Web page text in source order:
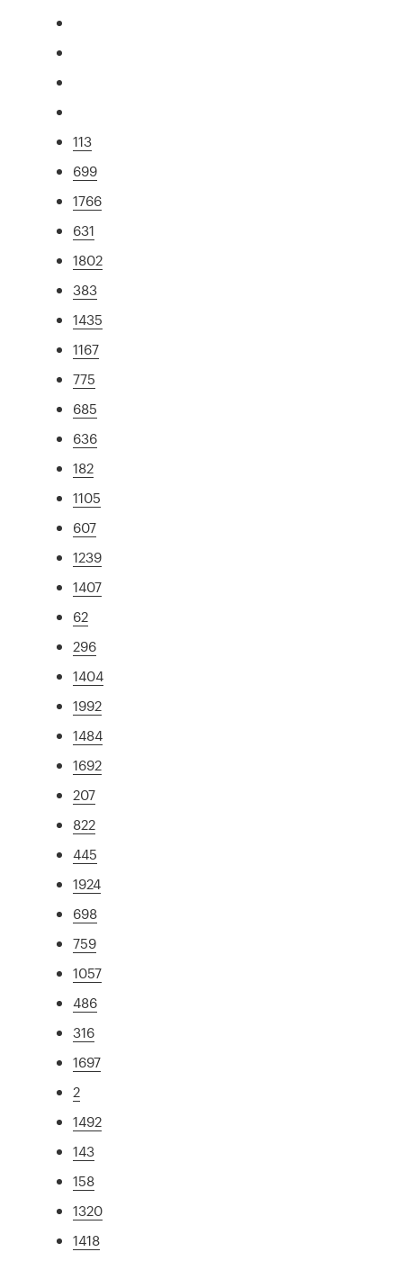
113
699
1766
631
1802
383
1435
1167
775
685
636
182
1105
607
1239
1407
62
296
1404
1992
1484
1692
207
822
445
1924
698
759
1057
486
316
1697
2
1492
143
158
1320
1418